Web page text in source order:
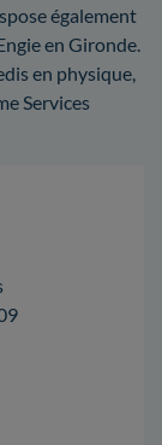
également
en Gironde.
en physique,
Services